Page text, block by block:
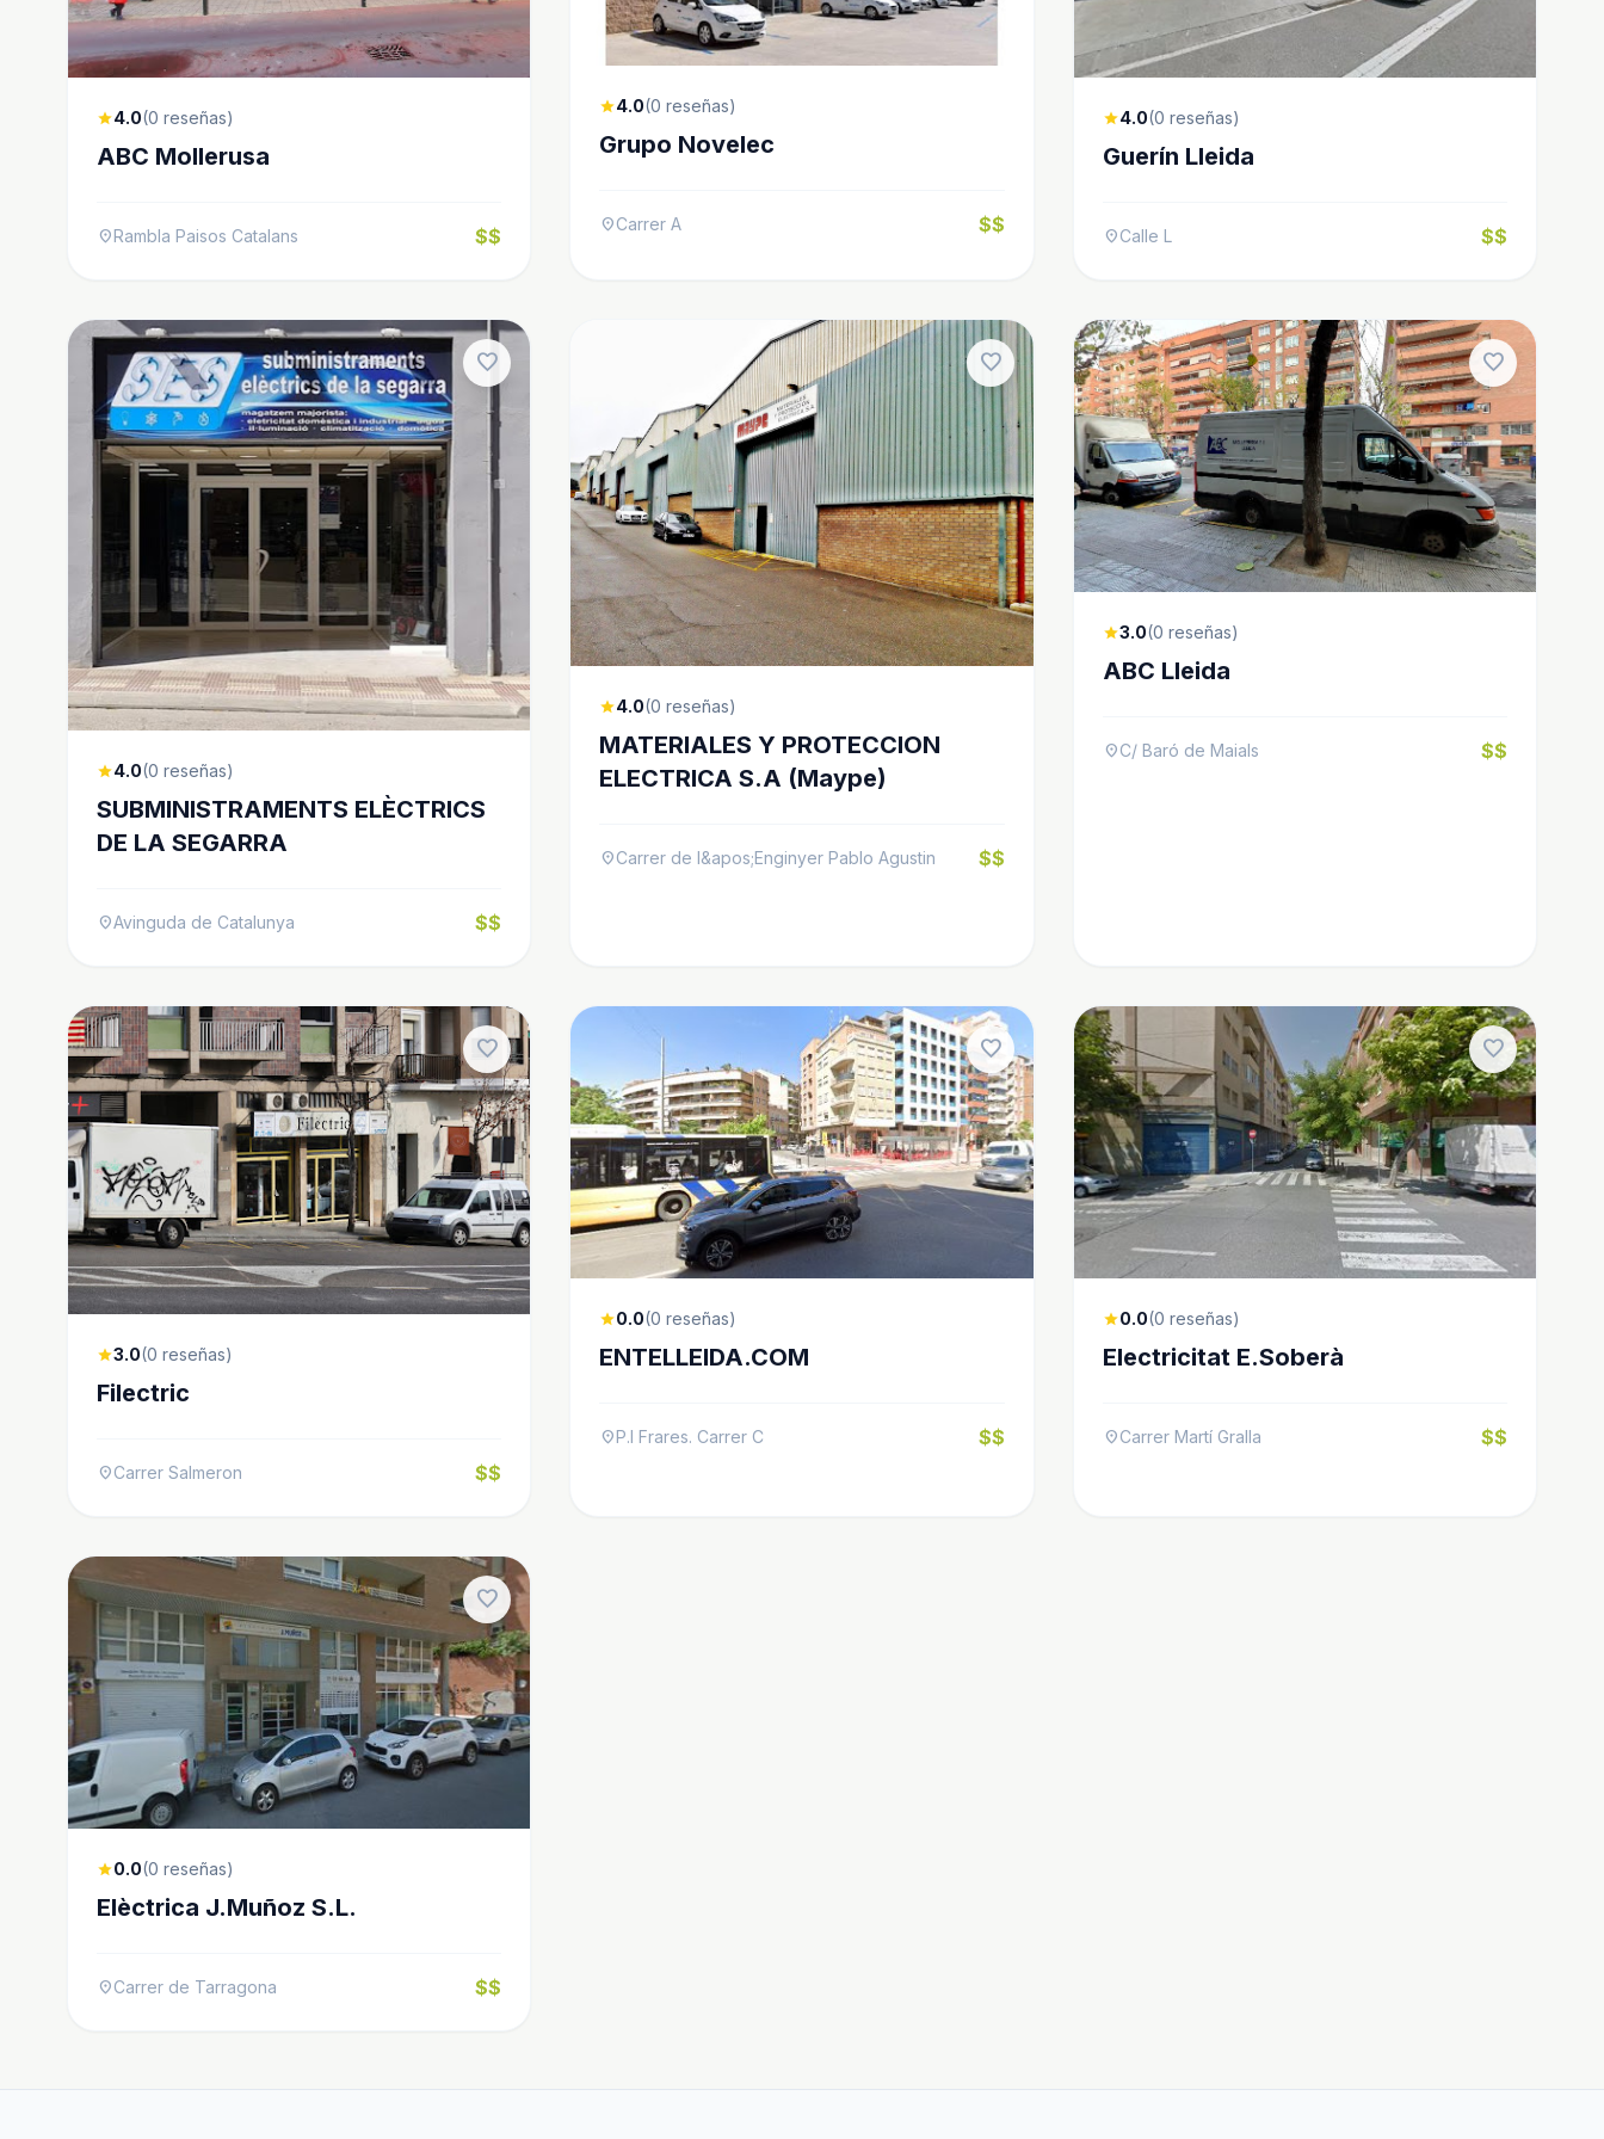
star4.0(0 reseñas)
ABC Mollerusa
location_onRambla Paisos Catalans $$
star4.0(0 reseñas)
Grupo Novelec
location_onCarrer A $$
star4.0(0 reseñas)
Guerín Lleida
location_onCalle L $$
favorite
star4.0(0 reseñas)
SUBMINISTRAMENTS ELÈCTRICS
DE LA SEGARRA
location_onAvinguda de Catalunya $$
favorite
star4.0(0 reseñas)
MATERIALES Y PROTECCION
ELECTRICA S.A (Maype)
location_onCarrer de l&apos;Enginyer Pablo Agustin $$
favorite
star3.0(0 reseñas)
ABC Lleida
location_onC/ Baró de Maials $$
favorite
star3.0(0 reseñas)
Filectric
location_onCarrer Salmeron $$
favorite
star0.0(0 reseñas)
ENTELLEIDA.COM
location_onP.I Frares. Carrer C $$
favorite
star0.0(0 reseñas)
Electricitat E.Soberà
location_onCarrer Martí Gralla $$
favorite
star0.0(0 reseñas)
Elèctrica J.Muñoz S.L.
location_onCarrer de Tarragona $$